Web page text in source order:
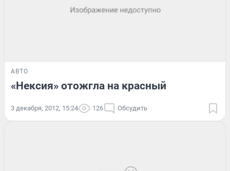
АВТО
«Нексия» отожгла на красный
3 декабря, 2012, 15:24 126 Обсудить